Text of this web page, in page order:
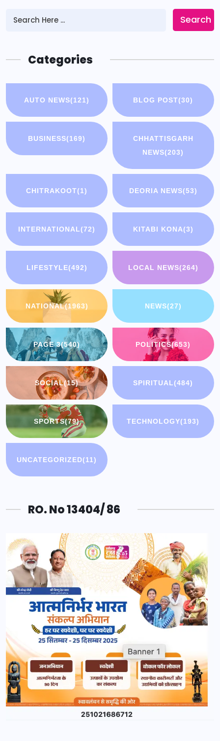
Search
Categories
AUTO NEWS(121) BLOG POST(30)
BUSINESS(169)
CHHATTISGARH
NEWS(203)
CHITRAKOOT(1) DEORIA NEWS(53)
INTERNATIONAL(72) KITABI KONA(3)
LIFESTYLE(492) LOCAL NEWS(264)
NATIONAL(1963) NEWS(27)
PAGE 3(540) POLITICS(653)
SOCIAL(15) SPIRITUAL(484)
SPORTS(79) TECHNOLOGY(193)
UNCATEGORIZED(11)
RO. No 13404/ 86